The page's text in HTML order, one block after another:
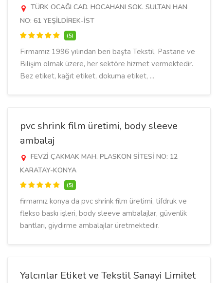
TÜRK OCAĞI CAD. HOCAHANI SOK. SULTAN HAN
NO: 61 YEŞİLDİREK-İST
(5)
Firmamız 1996 yılından beri başta Tekstil, Pastane ve
Bilişim olmak üzere, her sektöre hizmet vermektedir.
Bez etiket, kağıt etiket, dokuma etiket, ...
pvc shrink film üretimi, body sleeve
ambalaj
FEVZİ ÇAKMAK MAH. PLASKON SİTESİ NO: 12
KARATAY-KONYA
(5)
firmamız konya da pvc shrink film üretimi, tifdruk ve
flekso baskı işleri, body sleeve ambalajlar, güvenlik
bantları, giydirme ambalajlar üretmektedir.
Yalcınlar Etiket ve Tekstil Sanayi Limitet